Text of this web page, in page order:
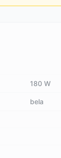
180 W
bela